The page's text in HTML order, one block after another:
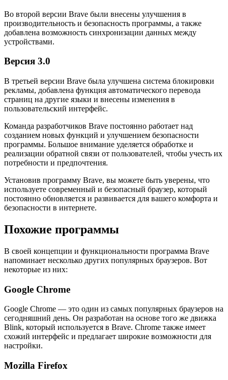
Во второй версии Brave были внесены улучшения в
производительность и безопасность программы, а также
добавлена возможность синхронизации данных между
устройствами.
Версия 3.0
В третьей версии Brave была улучшена система блокировки
рекламы, добавлена функция автоматического перевода
страниц на другие языки и внесены изменения в
пользовательский интерфейс.
Команда разработчиков Brave постоянно работает над
созданием новых функций и улучшением безопасности
программы. Большое внимание уделяется обработке и
реализации обратной связи от пользователей, чтобы учесть их
потребности и предпочтения.
Установив программу Brave, вы можете быть уверены, что
используете современный и безопасный браузер, который
постоянно обновляется и развивается для вашего комфорта и
безопасности в интернете.
Похожие программы
В своей концепции и функциональности программа Brave
напоминает несколько других популярных браузеров. Вот
некоторые из них:
Google Chrome
Google Chrome — это один из самых популярных браузеров на
сегодняшний день. Он разработан на основе того же движка
Blink, который используется в Brave. Chrome также имеет
схожий интерфейс и предлагает широкие возможности для
настройки.
Mozilla Firefox